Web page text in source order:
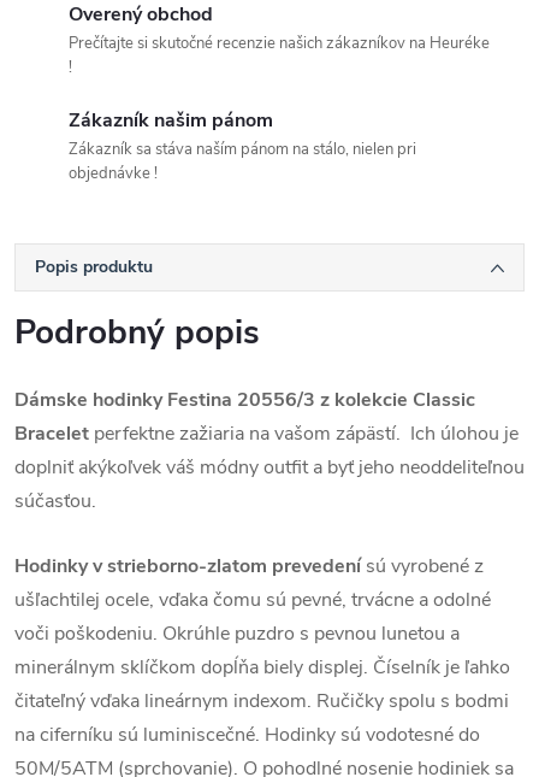
Overený obchod
Prečítajte si skutočné recenzie našich zákazníkov na Heuréke
!
Zákazník našim pánom
Zákazník sa stáva naším pánom na stálo, nielen pri
objednávke !
Popis produktu
Podrobný popis
Dámske hodinky Festina 20556/3 z kolekcie Classic
Bracelet perfektne zažiaria na vašom zápästí. Ich úlohou je
doplniť akýkoľvek váš módny outfit a byť jeho neoddeliteľnou
súčasťou.
Hodinky v strieborno-zlatom prevedenísú vyrobené z
ušľachtilej ocele, vďaka čomu sú pevné, trvácne a odolné
voči poškodeniu. Okrúhle puzdro s pevnou lunetou a
minerálnym sklíčkom dopĺňa biely displej. Číselník je ľahko
čitateľný vďaka lineárnym indexom. Ručičky spolu s bodmi
na ciferníku sú luminiscečné. Hodinky sú vodotesné do
50M/5ATM (sprchovanie). O pohodlné nosenie hodiniek sa